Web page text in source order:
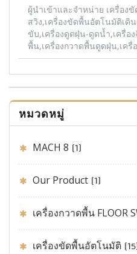
ผู้นำเข้าและจำหน่าย เครื่อง
สวิง,เครื่องขัดพื้นอัตโนมัติเดิ
ขับ,เครื่องดูดฝุ่น-ดูดน้ำ,เครื่อ
พื้น,เครื่องกวาดพื้นดูดฝุ่น,เครื่
หมวดหมู่
MACH 8 (1)
Our Product (1)
เครื่องกวาดพื้น FLOOR
เครื่องขัดพื้นอัตโนมัติ